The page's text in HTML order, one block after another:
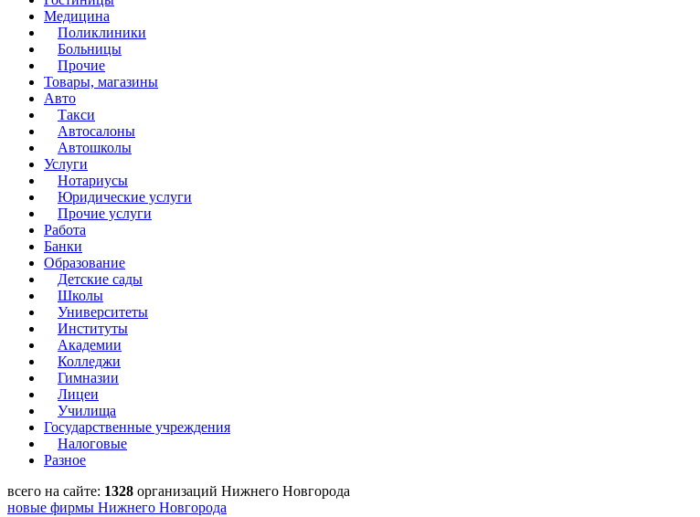
Медицина
Поликлиники
Больницы
Прочие
Товары, магазины
Авто
Такси
Автосалоны
Автошколы
Услуги
Нотариусы
Юридические услуги
Прочие услуги
Работа
Банки
Образование
Детские сады
Школы
Университеты
Институты
Академии
Колледжи
Гимназии
Лицеи
Училища
Государственные учреждения
Налоговые
Разное
всего на сайте: 1328 организаций Нижнего Новгорода
новые фирмы Нижнего Новгорода